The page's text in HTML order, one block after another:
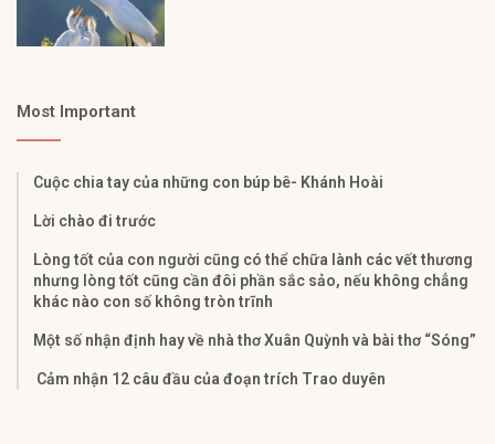
Most Important
Cuộc chia tay của những con búp bê- Khánh Hoài
Lời chào đi trước
Lòng tốt của con người cũng có thể chữa lành các vết thương
nhưng lòng tốt cũng cần đôi phần sắc sảo, nếu không chẳng
khác nào con số không tròn trĩnh
Một số nhận định hay về nhà thơ Xuân Quỳnh và bài thơ “Sóng”
Cảm nhận 12 câu đầu của đoạn trích Trao duyên